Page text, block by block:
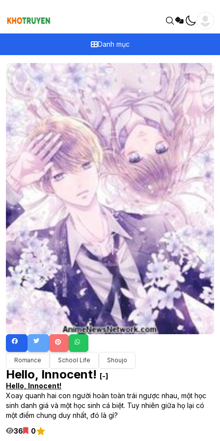
Danh mục
Romance School Life Shoujo
Hello, Innocent! [-]
Hello, Innocent!
Xoay quanh hai con người hoàn toàn trái ngược nhau, một học
sinh danh giá và một học sinh cá biệt. Tuy nhiên giữa họ lại có
một điểm chung duy nhất, đó là gì?
36
0